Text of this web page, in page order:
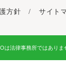
方針 / サイト
法律事務所ではありま